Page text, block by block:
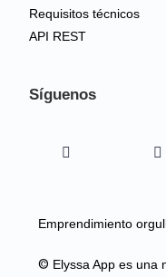
Requisitos técnicos
API REST
Síguenos
Emprendimiento
© Elyssa App es una